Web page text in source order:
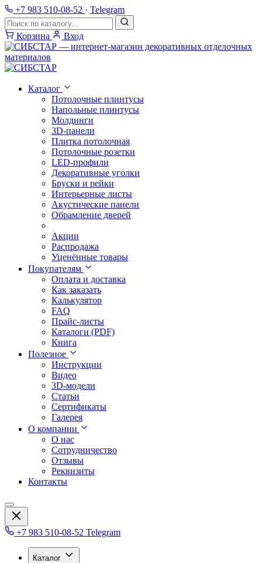
+7 983 510-08-52 · Telegram
Корзина Вход
Каталог
Потолочные плинтусы
Напольные плинтусы
Молдинги
3D-панели
Плитка потолочная
Потолочные розетки
LED-профили
Декоративные уголки
Бруски и рейки
Интерьерные листы
Акустические панели
Обрамление дверей
Акции
Распродажа
Уценённые товары
Покупателям
Оплата и доставка
Как заказать
Калькулятор
FAQ
Прайс-листы
Каталоги (PDF)
Книга
Полезное
Инструкции
Видео
3D-модели
Статьи
Сертификаты
Галерея
О компании
О нас
Сотрудничество
Отзывы
Реквизиты
Контакты
+7 983 510-08-52 Telegram
Каталог